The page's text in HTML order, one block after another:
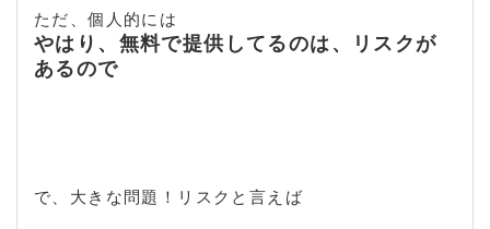
ただ、個人的には
やはり、無料で提供してるのは、リスクが
あるので
で、大きな問題！リスクと言えば